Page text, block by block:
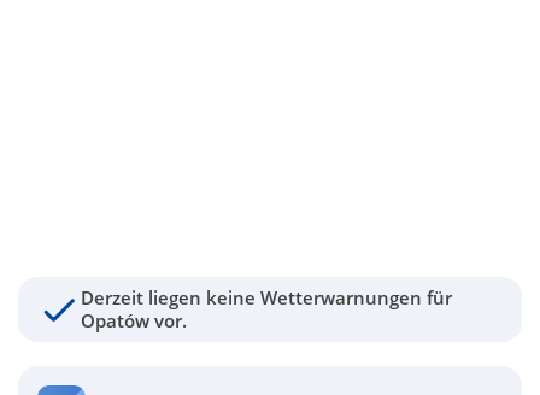
Derzeit liegen keine Wetterwarnungen für
Opatów vor.